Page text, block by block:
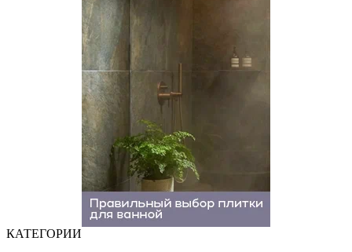
КАТЕГОРИИ